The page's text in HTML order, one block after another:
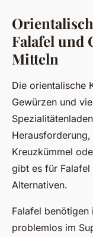
Falafel und
Mitteln
Die orientalische
Gewürzen und
Kreuzkümmel
gibt es für Falafel
Alternativen.
Falafel benötigen
problemlos im